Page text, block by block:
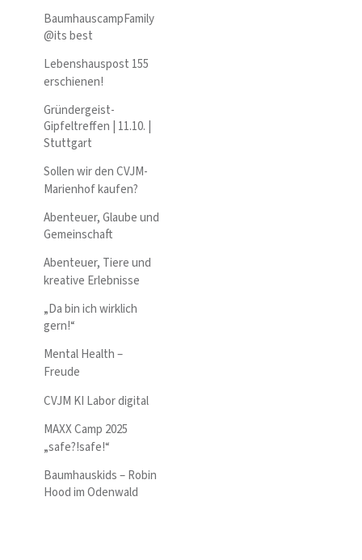
BaumhauscampFamily
@its best
Lebenshauspost 155
erschienen!
Gründergeist-
Gipfeltreffen | 11.10. |
Stuttgart
Sollen wir den CVJM-
Marienhof kaufen?
Abenteuer, Glaube und
Gemeinschaft
Abenteuer, Tiere und
kreative Erlebnisse
„Da bin ich wirklich
gern!“
Mental Health –
Freude
CVJM KI Labor digital
MAXX Camp 2025
„safe?!safe!“
Baumhauskids – Robin
Hood im Odenwald